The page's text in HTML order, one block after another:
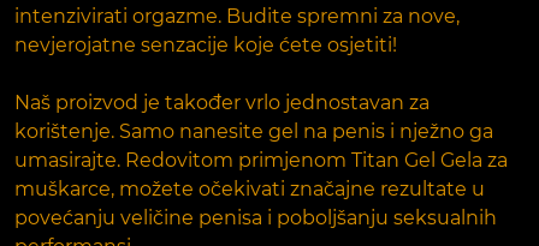
intenzivirati orgazme. Budite spremni za nove,
nevjerojatne senzacije koje ćete osjetiti!
Naš proizvod je također vrlo jednostavan za
korištenje. Samo nanesite gel na penis i nježno ga
umasirajte. Redovitom primjenom Titan Gel Gela za
muškarce, možete očekivati ​​značajne rezultate u
povećanju veličine penisa i poboljšanju seksualnih